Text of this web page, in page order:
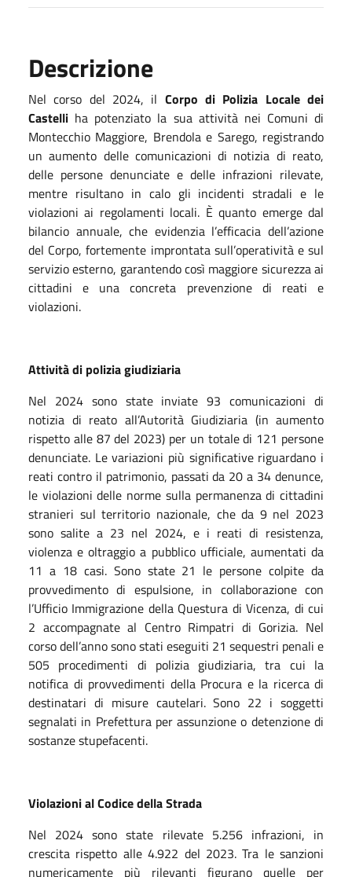
Descrizione
Nel corso del 2024, il Corpo di Polizia Locale dei
Castelli ha potenziato la sua attività nei Comuni di
Montecchio Maggiore, Brendola e Sarego, registrando
un aumento delle comunicazioni di notizia di reato,
delle persone denunciate e delle infrazioni rilevate,
mentre risultano in calo gli incidenti stradali e le
violazioni ai regolamenti locali. È quanto emerge dal
bilancio annuale, che evidenzia l’efficacia dell’azione
del Corpo, fortemente improntata sull’operatività e sul
servizio esterno, garantendo così maggiore sicurezza ai
cittadini e una concreta prevenzione di reati e
violazioni.
Attività di polizia giudiziaria
Nel 2024 sono state inviate 93 comunicazioni di
notizia di reato all’Autorità Giudiziaria (in aumento
rispetto alle 87 del 2023) per un totale di 121 persone
denunciate. Le variazioni più significative riguardano i
reati contro il patrimonio, passati da 20 a 34 denunce,
le violazioni delle norme sulla permanenza di cittadini
stranieri sul territorio nazionale, che da 9 nel 2023
sono salite a 23 nel 2024, e i reati di resistenza,
violenza e oltraggio a pubblico ufficiale, aumentati da
11 a 18 casi. Sono state 21 le persone colpite da
provvedimento di espulsione, in collaborazione con
l’Ufficio Immigrazione della Questura di Vicenza, di cui
2 accompagnate al Centro Rimpatri di Gorizia. Nel
corso dell’anno sono stati eseguiti 21 sequestri penali e
505 procedimenti di polizia giudiziaria, tra cui la
notifica di provvedimenti della Procura e la ricerca di
destinatari di misure cautelari. Sono 22 i soggetti
segnalati in Prefettura per assunzione o detenzione di
sostanze stupefacenti.
Violazioni al Codice della Strada
Nel 2024 sono state rilevate 5.256 infrazioni, in
crescita rispetto alle 4.922 del 2023. Tra le sanzioni
numericamente più rilevanti figurano quelle per